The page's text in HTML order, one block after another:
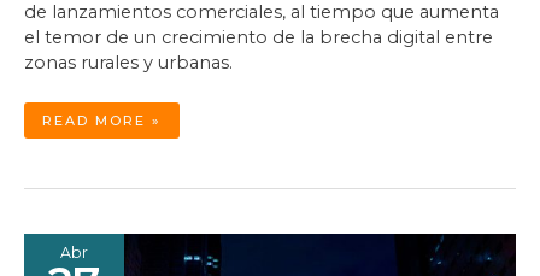
de lanzamientos comerciales, al tiempo que aumenta
el temor de un crecimiento de la brecha digital entre
zonas rurales y urbanas.
REDES
¿LA
PARA
READ MORE »
Abr